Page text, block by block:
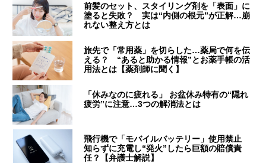
前髪のセット、スタイリング剤を「表面」に
塗ると失敗？ 実は“内側の根元”が正解…崩
れない整え方とは
旅先で「常用薬」を切らした…薬局で何を伝
える？ “あると助かる情報”とお薬手帳の活
用法とは【薬剤師に聞く】
「休みなのに疲れる」 お盆休み特有の“隠れ
疲労”に注意…3つの解消法とは
飛行機で「モバイルバッテリー」使用禁止
知らずに充電し“発火”したら巨額の賠償責
任？【弁護士解説】